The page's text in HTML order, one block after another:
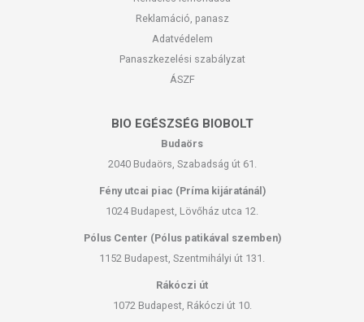
Reklamáció, panasz
Adatvédelem
Panaszkezelési szabályzat
ÁSZF
BIO EGÉSZSÉG BIOBOLT
Budaörs
2040 Budaörs, Szabadság út 61.
Fény utcai piac (Príma kijáratánál)
1024 Budapest, Lövőház utca 12.
Pólus Center (Pólus patikával szemben)
1152 Budapest, Szentmihályi út 131.
Rákóczi út
1072 Budapest, Rákóczi út 10.